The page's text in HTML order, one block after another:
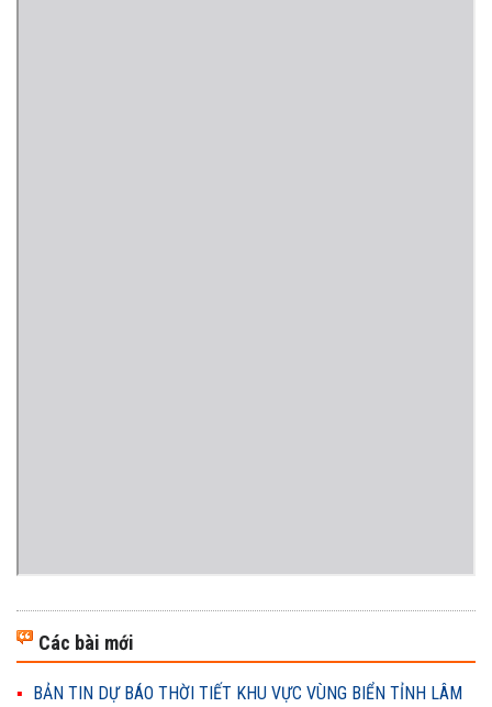
Các bài mới
BẢN TIN DỰ BÁO THỜI TIẾT KHU VỰC VÙNG BIỂN TỈNH LÂM